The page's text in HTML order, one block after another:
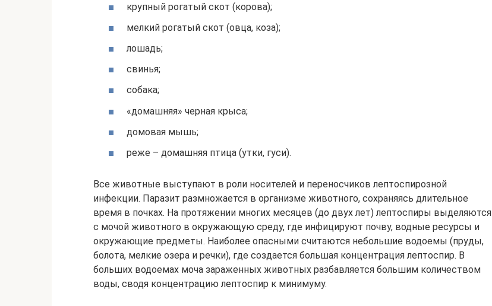
крупный рогатый скот (корова);
мелкий рогатый скот (овца, коза);
лошадь;
свинья;
собака;
«домашняя» черная крыса;
домовая мышь;
реже – домашняя птица (утки, гуси).
Все животные выступают в роли носителей и переносчиков лептоспирозной
инфекции. Паразит размножается в организме животного, сохраняясь длительное
время в почках. На протяжении многих месяцев (до двух лет) лептоспиры выделяются
с мочой животного в окружающую среду, где инфицируют почву, водные ресурсы и
окружающие предметы. Наиболее опасными считаются небольшие водоемы (пруды,
болота, мелкие озера и речки), где создается большая концентрация лептоспир. В
больших водоемах моча зараженных животных разбавляется большим количеством
воды, сводя концентрацию лептоспир к минимуму.